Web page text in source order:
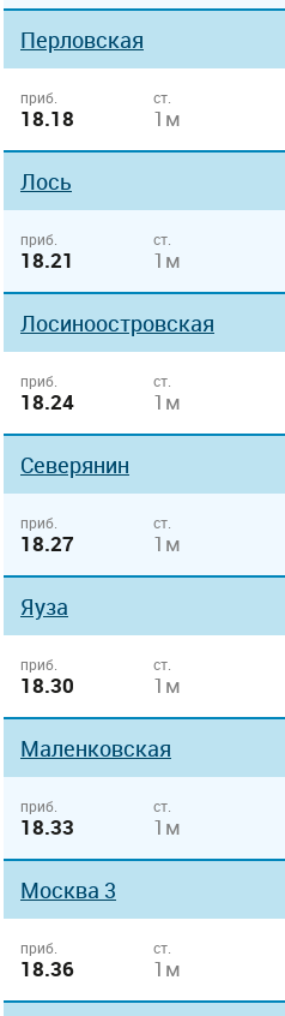
Перловская
приб.
18.18
ст.
1м
Лось
приб.
18.21
ст.
1м
Лосиноостровская
приб.
18.24
ст.
1м
Северянин
приб.
18.27
ст.
1м
Яуза
приб.
18.30
ст.
1м
Маленковская
приб.
18.33
ст.
1м
Москва 3
приб.
18.36
ст.
1м